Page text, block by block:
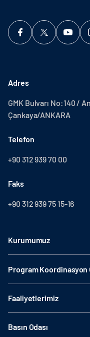
Adres
GMK Bulvarı No:140 /
Çankaya/ANKARA
Telefon
+90 312 939 70 00
Faks
+90 312 939 75 15-16
Kurumumuz
Program
Faaliyetlerimiz
Basın Odası